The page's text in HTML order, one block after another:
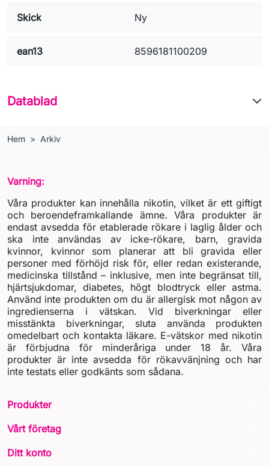
Skick Ny
ean13 8596181100209
Datablad
Hem Arkiv
Varning:
Våra produkter kan innehålla nikotin, vilket är ett giftigt
och beroendeframkallande ämne. Våra produkter är
endast avsedda för etablerade rökare i laglig ålder och
ska inte användas av icke-rökare, barn, gravida
kvinnor, kvinnor som planerar att bli gravida eller
personer med förhöjd risk för, eller redan existerande,
medicinska tillstånd – inklusive, men inte begränsat till,
hjärtsjukdomar, diabetes, högt blodtryck eller astma.
Använd inte produkten om du är allergisk mot någon av
ingredienserna i vätskan. Vid biverkningar eller
misstänkta biverkningar, sluta använda produkten
omedelbart och kontakta läkare. E-vätskor med nikotin
är förbjudna för minderåriga under 18 år. Våra
produkter är inte avsedda för rökavvänjning och har
inte testats eller godkänts som sådana.
Produkter
Vårt företag
Ditt konto